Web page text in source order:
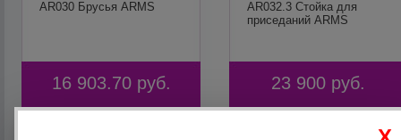
AR030 Брусья ARMS
16 903.70 руб.
AR032.3 Cтойка для
приседаний ARMS
23 900 руб.